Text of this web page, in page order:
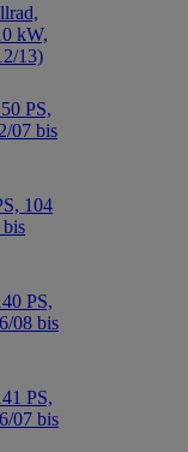
kW,
13)
PS,
07 bis
104
PS,
08 bis
PS,
07 bis